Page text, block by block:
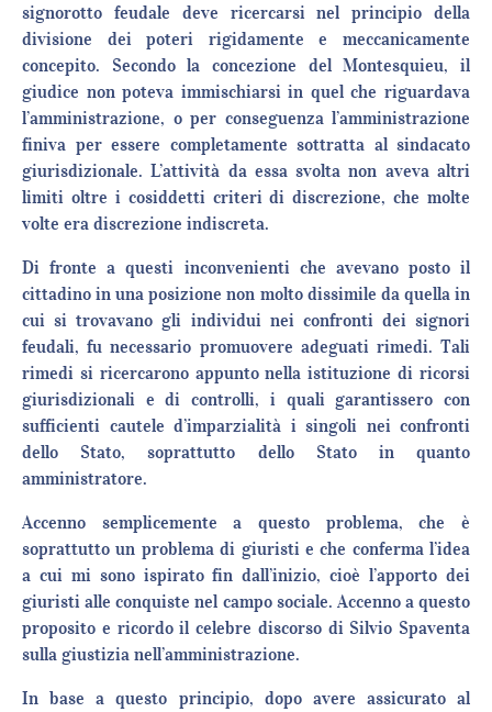
signorotto feudale deve ricercarsi nel principio della
divisione dei poteri rigidamente e meccanicamente
concepito. Secondo la concezione del Montesquieu, il
giudice non poteva immischiarsi in quel che riguardava
l’amministrazione, o per conseguenza l’amministrazione
finiva per essere completamente sottratta al sindacato
giurisdizionale. L’attività da essa svolta non aveva altri
limiti oltre i cosiddetti criteri di discrezione, che molte
volte era discrezione indiscreta.
Di fronte a questi inconvenienti che avevano posto il
cittadino in una posizione non molto dissimile da quella in
cui si trovavano gli individui nei confronti dei signori
feudali, fu necessario promuovere adeguati rimedi. Tali
rimedi si ricercarono appunto nella istituzione di ricorsi
giurisdizionali e di controlli, i quali garantissero con
sufficienti cautele d’imparzialità i singoli nei confronti
dello Stato, soprattutto dello Stato in quanto
amministratore.
Accenno semplicemente a questo problema, che è
soprattutto un problema di giuristi e che conferma l’idea
a cui mi sono ispirato fin dall’inizio, cioè l’apporto dei
giuristi alle conquiste nel campo sociale. Accenno a questo
proposito e ricordo il celebre discorso di Silvio Spaventa
sulla giustizia nell’amministrazione.
In base a questo principio, dopo avere assicurato al